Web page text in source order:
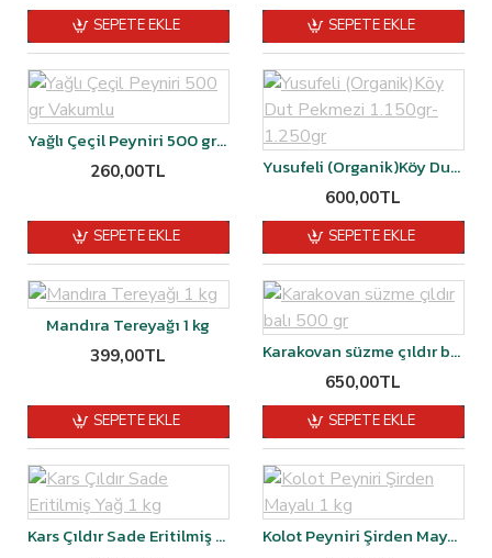
SEPETE EKLE SEPETE EKLE
Yağlı Çeçil Peyniri 500 gr Vakumlu
260,00TL
SEPETE EKLE
Yusufeli (Organik)Köy Dut Pekmezi 1.150gr-1.250gr
600,00TL
SEPETE EKLE
Mandıra Tereyağı 1 kg
399,00TL
SEPETE EKLE
Karakovan süzme çıldır balı 500 gr
650,00TL
SEPETE EKLE
Kars Çıldır Sade Eritilmiş Yağ 1 kg Kolot Peyniri Şirden Mayalı 1 kg